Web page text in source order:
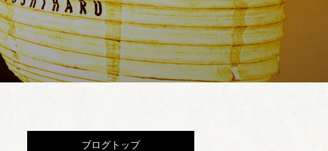
ブログトップ